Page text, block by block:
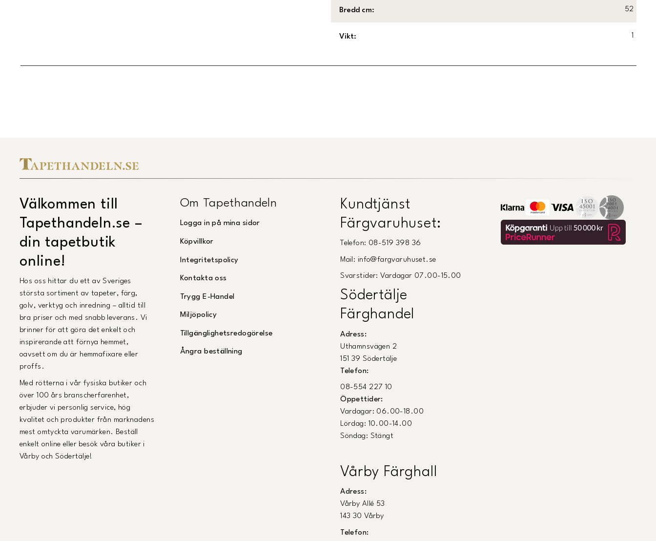
Bredd cm: 52
Vikt: 1
Välkommen till
Tapethandeln.se –
din tapetbutik
online!
Hos oss hittar du ett av Sveriges
största sortiment av tapeter, färg,
golv, verktyg och inredning – alltid till
bra priser och med snabb leverans. Vi
brinner för att göra det enkelt och
inspirerande att förnya hemmet,
oavsett om du är hemmafixare eller
proffs.
Med rötterna i vår fysiska butiker och
över 100 års branscherfarenhet,
erbjuder vi personlig service, hög
kvalitet och produkter från marknadens
mest omtyckta varumärken. Beställ
enkelt online eller besök våra butiker i
Vårby och Södertälje!
Om Tapethandeln
Logga in på mina sidor
Köpvillkor
Integritetspolicy
Kontakta oss
Trygg E-Handel
Miljöpolicy
Tillgänglighetsredogörelse
Ångra beställning
Kundtjänst
Färgvaruhuset:
Telefon: 08-519 398 36
Mail: info@fargvaruhuset.se
Svarstider: Vardagar 07.00-15.00
Södertälje
Färghandel
Adress:
Uthamnsvägen 2
151 39 Södertälje
Telefon:
08-554 227 10
Öppettider:
Vardagar: 06.00-18.00
Lördag: 10.00-14.00
Söndag: Stängt
Vårby Färghall
Adress:
Vårby Allé 53
143 30 Vårby
Telefon: